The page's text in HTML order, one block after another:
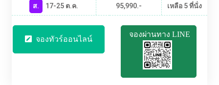
ส. 17-25 ต.ค. 95,990.- เหลือ 5 ที่นั่ง
จองทัวร์ออนไลน์ จองผ่านทาง LINE